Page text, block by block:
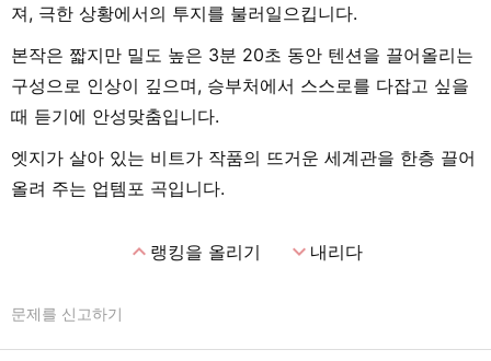
져, 극한 상황에서의 투지를 불러일으킵니다.
본작은 짧지만 밀도 높은 3분 20초 동안 텐션을 끌어올리는
구성으로 인상이 깊으며, 승부처에서 스스로를 다잡고 싶을
때 듣기에 안성맞춤입니다.
엣지가 살아 있는 비트가 작품의 뜨거운 세계관을 한층 끌어
올려 주는 업템포 곡입니다.
expand_less랭킹을 올리기 expand_more내리다
문제를 신고하기